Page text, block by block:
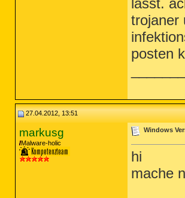
lässt.
trojaner
posten
27.04.2012, 13:51
markusg
Malware-holic
Windows
hi
mache